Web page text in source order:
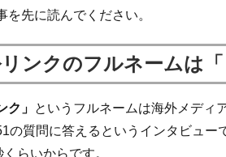
を先に読んでください。
ンクのフルネームは「
ク」 というフルネームは海外メディ
の質問に答えるというインタビュー
らいからです。